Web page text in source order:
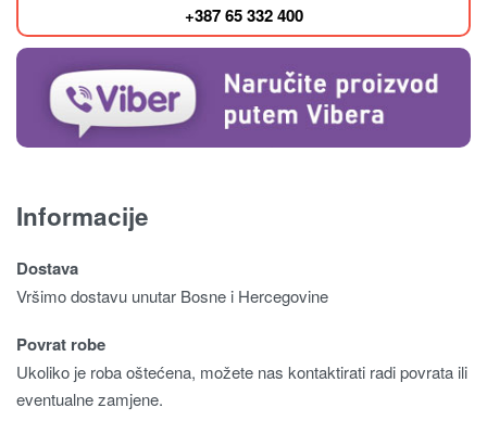
+387 65 332 400
Informacije
Dostava
Vršimo dostavu unutar Bosne i Hercegovine
Povrat robe
Ukoliko je roba oštećena, možete nas kontaktirati radi povrata ili
eventualne zamjene.